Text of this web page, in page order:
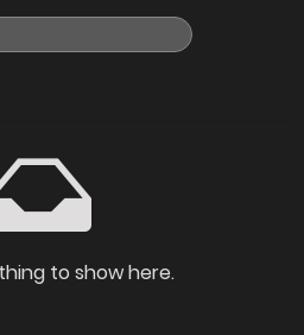
to show here.